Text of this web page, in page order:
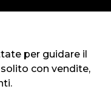
per guidare il
con vendite,